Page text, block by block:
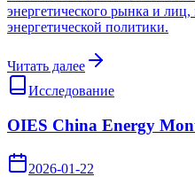
энергетического рынка и
энергетической политики.
Читать далее
Исследование
OIES China Energy
2026-01-22